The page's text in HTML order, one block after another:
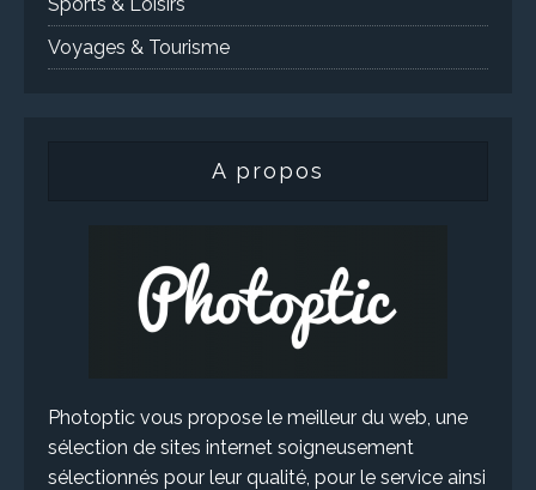
Voyages & Tourisme
A propos
Photoptic vous propose le meilleur du web, une
sélection de sites internet soigneusement
sélectionnés pour leur qualité, pour le service ainsi